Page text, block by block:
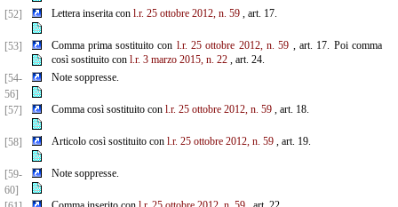
[52] Lettera inserita con l.r. 25 ottobre 2012, n. 59, art. 17.
[53] Comma prima sostituito con l.r. 25 ottobre 2012, n. 59 , art. 17. Poi comma
così sostituito con l.r. 3 marzo 2015, n. 22, art. 24.
[54-
56]
Note soppresse.
[57] Comma così sostituito con l.r. 25 ottobre 2012, n. 59, art. 18.
[58] Articolo così sostituito con l.r. 25 ottobre 2012, n. 59, art. 19.
[59-
60]
Note soppresse.